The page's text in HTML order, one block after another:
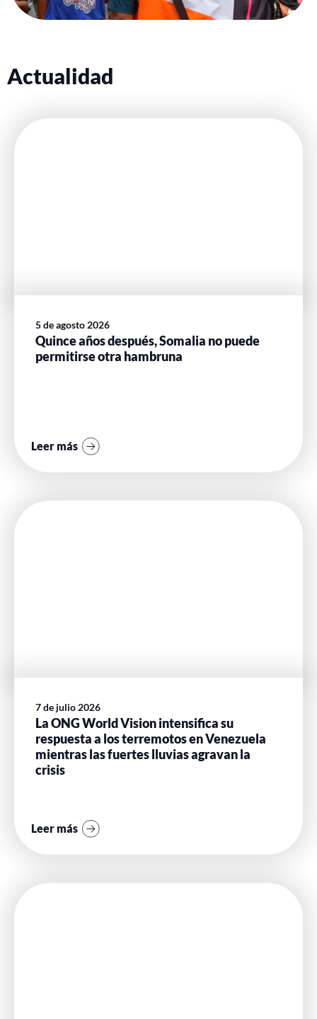
Actualidad
5 de agosto 2026
Quince años después, Somalia no puede
permitirse otra hambruna
Leer más
7 de julio 2026
La ONG World Vision intensifica su
respuesta a los terremotos en Venezuela
mientras las fuertes lluvias agravan la
crisis
Leer más